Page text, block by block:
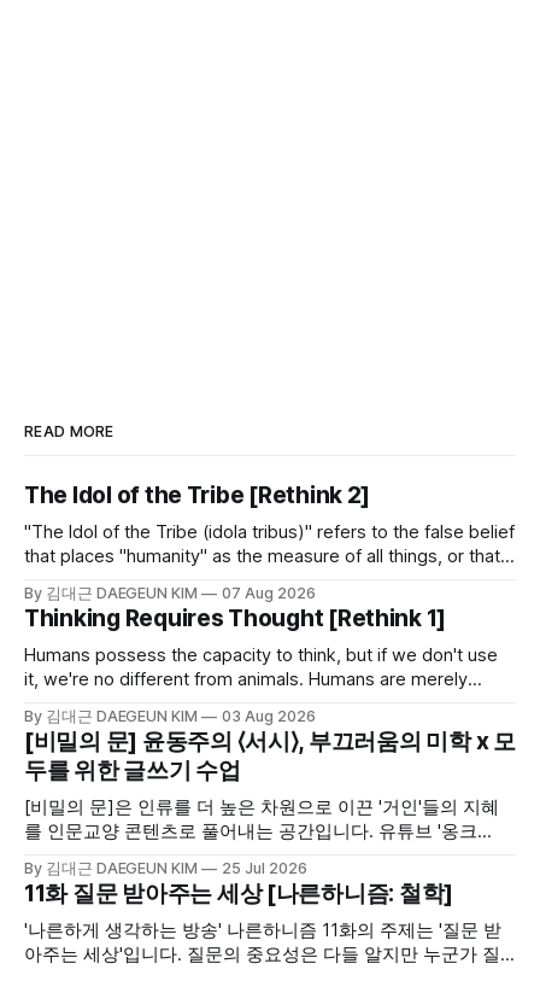
READ MORE
The Idol of the Tribe [Rethink 2]
"The Idol of the Tribe (idola tribus)" refers to the false belief
that places "humanity" as the measure of all things, or that
at the first of the four idols proposed by Bacon, the 16th–
17th century English philosopher and scientist.
By 김대근 DAEGEUN KIM 07 Aug 2026
Thinking Requires Thought [Rethink 1]
Humans possess the capacity to think, but if we don't use
it, we're no different from animals. Humans are merely
that capacity is the fork in the road that determines our
humanity.
By 김대근 DAEGEUN KIM 03 Aug 2026
[비밀의 문] 윤동주의 ⟨서시⟩, 부끄러움의 미학 x 모
두를 위한 글쓰기 수업
[비밀의 문]은 인류를 더 높은 차원으로 이끈 '거인'들의 지혜
를 인문교양 콘텐츠로 풀어내는 공간입니다. 유튜브 '옹크
설과 정리 노트로 여러분을 만납니다. [모두를 위한 글쓰기 수
업]은 학생과 수험생들의 문해력 향상과 서술형 글쓰기 실전
연습을 돕기 위한 교육 활동으로 [비밀의 문]과 연계되어 제공
합니다.
By 김대근 DAEGEUN KIM 25 Jul 2026
11화 질문 받아주는 세상 [나른하니즘: 철학]
'나른하게 생각하는 방송' 나른하니즘 11화의 주제는 '질문 받
아주는 세상'입니다. 질문의 중요성은 다들 알지만 누군가 질